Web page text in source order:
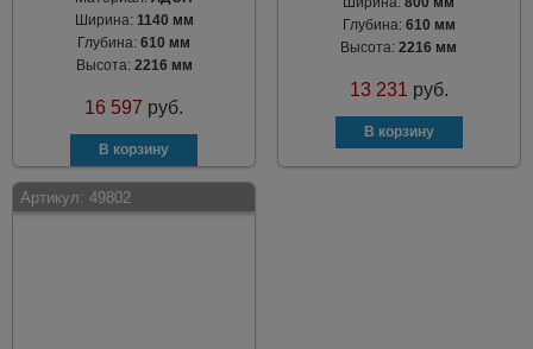
Ширина: 1140 мм
Глубина:610 мм
Высота: 2216 мм
16 597 руб.
Глубина: 610 мм
Высота:2216 мм
13 231 руб.
Артикул: 49802